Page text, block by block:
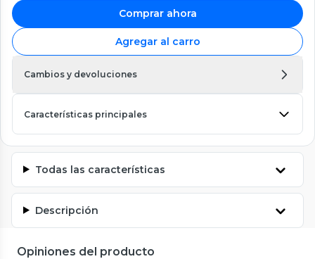
Comprar ahora
Agregar al carro
Cambios y devoluciones
Características principales
Todas las características
Descripción
Opiniones del producto